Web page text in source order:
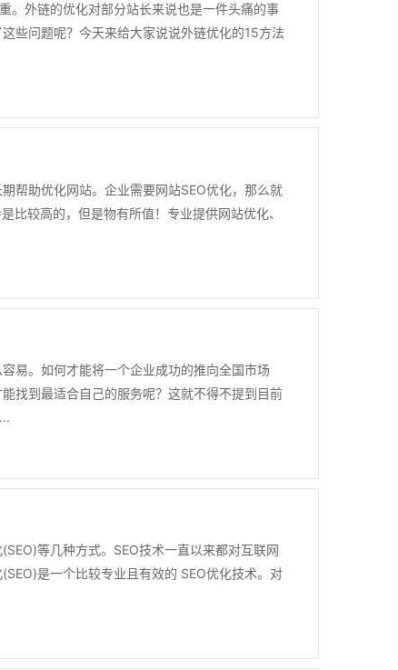
。外链的优化对部分站长来说也是一件头痛的事
些问题呢？今天来给大家说说外链优化的15方法
帮助优化网站。企业需要网站SEO优化，那么就
比较高的，但是物有所值！专业提供网站优化、
易。如何才能将一个企业成功的推向全国市场
找到最适合自己的服务呢？这就不得不提到目前
等几种方式。SEO技术一直以来都对互联网
是一个比较专业且有效的 SEO优化技术。对